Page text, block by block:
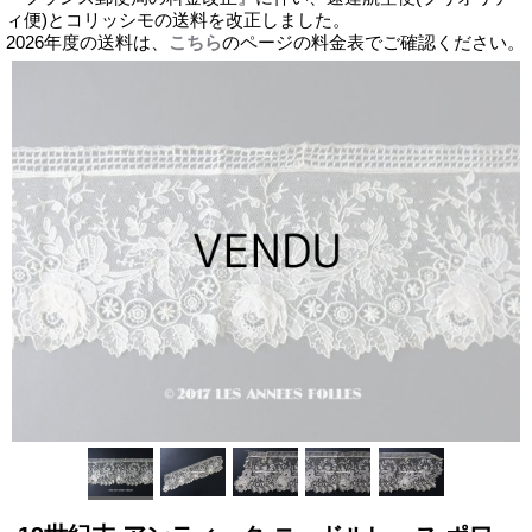
ィ便)とコリッシモの送料を改正しました。
2026年度の送料は、
こちらのページの料金表でご確認ください。